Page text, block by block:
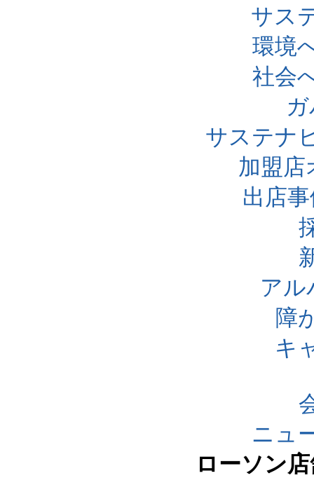
サス
環境
社会
サステナ
加盟店
出店
アル
障
キ
ニュ
ローソン